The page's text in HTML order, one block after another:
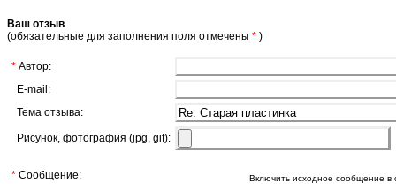
Ваш отзыв
(обязательные для заполнения поля отмечены * )
* Автор:
E-mail:
Тема отзыва:
Рисунок, фотография (jpg, gif):
* Сообщение: Включить исходное сообщение в